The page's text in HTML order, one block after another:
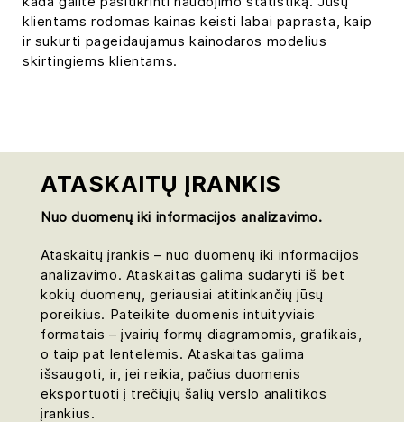
klientams rodomas kainas keisti labai paprasta, kaip
ir sukurti pageidaujamus kainodaros modelius
skirtingiems klientams.
ATASKAITŲ ĮRANKIS
Nuo duomenų iki informacijos analizavimo.
Ataskaitų įrankis – nuo duomenų iki informacijos
analizavimo. Ataskaitas galima sudaryti iš bet
kokių duomenų, geriausiai atitinkančių jūsų
poreikius. Pateikite duomenis intuityviais
formatais – įvairių formų diagramomis, grafikais,
o taip pat lentelėmis. Ataskaitas galima
išsaugoti, ir, jei reikia, pačius duomenis
eksportuoti į trečiųjų šalių verslo analitikos
įrankius.